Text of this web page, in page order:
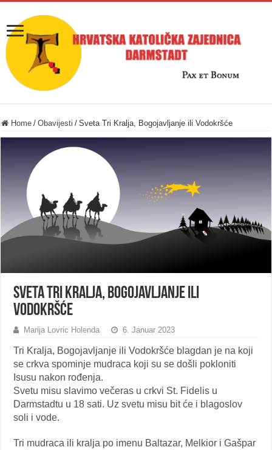
Home / Obavijesti / Sveta Tri Kralja, Bogojavljanje ili Vodokršće
Sveta Tri Kralja, Bogojavljanje ili
Vodokršće
Marija Lovric Holenda 6. Januar 2023
Tri Kralja, Bogojavljanje ili Vodokršće blagdan je na koji
se crkva spominje mudraca koji su se došli pokloniti
Isusu nakon rođenja.
Svetu misu slavimo večeras u crkvi St. Fidelis u
Darmstadtu u 18 sati. Uz svetu misu bit će i blagoslov
soli i vode.
Tri mudraca ili kralja po imenu Baltazar, Melkior i Gašpar